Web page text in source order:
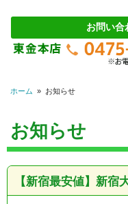
お問い合
ホーム » お知らせ
お知らせ
【新宿最安値】新宿